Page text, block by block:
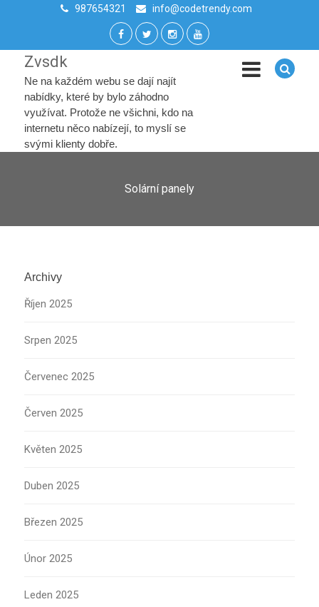
987654321 info@codetrendy.com
Zvsdk
Ne na každém webu se dají najít
nabídky, které by bylo záhodno
využívat. Protože ne všichni, kdo na
internetu něco nabízejí, to myslí se
svými klienty dobře.
Solární panely
Archivy
Říjen 2025
Srpen 2025
Červenec 2025
Červen 2025
Květen 2025
Duben 2025
Březen 2025
Únor 2025
Leden 2025